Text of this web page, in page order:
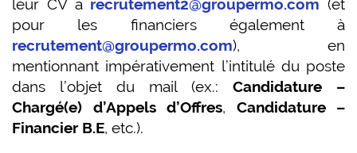
leur CV à recrutement2@groupermo.com (et
pour les financiers également à
recrutement@groupermo.com), en
mentionnant impérativement l’intitulé du poste
dans l’objet du mail (ex.: Candidature –
Chargé(e) d’Appels d’Offres, Candidature –
Financier B.E, etc.).